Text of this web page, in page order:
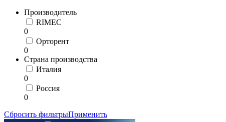
Производитель
RIMEC
0
Орторент
0
Страна производства
Италия
0
Россия
0
Сбросить фильтрыПрименить